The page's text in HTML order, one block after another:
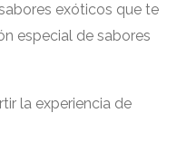
exóticos que te
especial de sabores
la experiencia de